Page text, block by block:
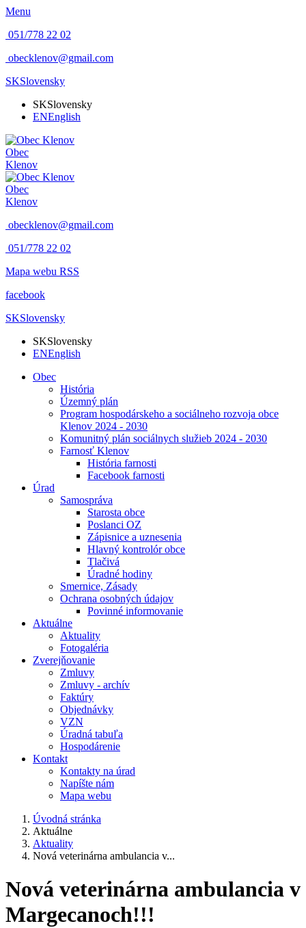
Menu
051/778 22 02
obecklenov@gmail.com
SKSlovensky
SKSlovensky
ENEnglish
Obec
Klenov
Obec
Klenov
obecklenov@gmail.com
051/778 22 02
Mapa webu RSS
facebook
SKSlovensky
SKSlovensky
ENEnglish
Obec
História
Územný plán
Program hospodárskeho a sociálneho rozvoja obce
Klenov 2024 - 2030
Komunitný plán sociálnych služieb 2024 - 2030
Farnosť Klenov
História farnosti
Facebook farnosti
Úrad
Samospráva
Starosta obce
Poslanci OZ
Zápisnice a uznesenia
Hlavný kontrolór obce
Tlačivá
Úradné hodiny
Smernice, Zásady
Ochrana osobných údajov
Povinné informovanie
Aktuálne
Aktuality
Fotogaléria
Zverejňovanie
Zmluvy
Zmluvy - archív
Faktúry
Objednávky
VZN
Úradná tabuľa
Hospodárenie
Kontakt
Kontakty na úrad
Napíšte nám
Mapa webu
Úvodná stránka
Aktuálne
Aktuality
Nová veterinárna ambulancia v...
Nová veterinárna ambulancia v
Margecanoch!!!